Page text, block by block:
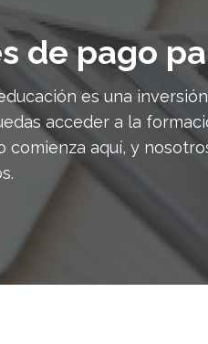
de pago
es una
acceder a la
comienza aquí, y